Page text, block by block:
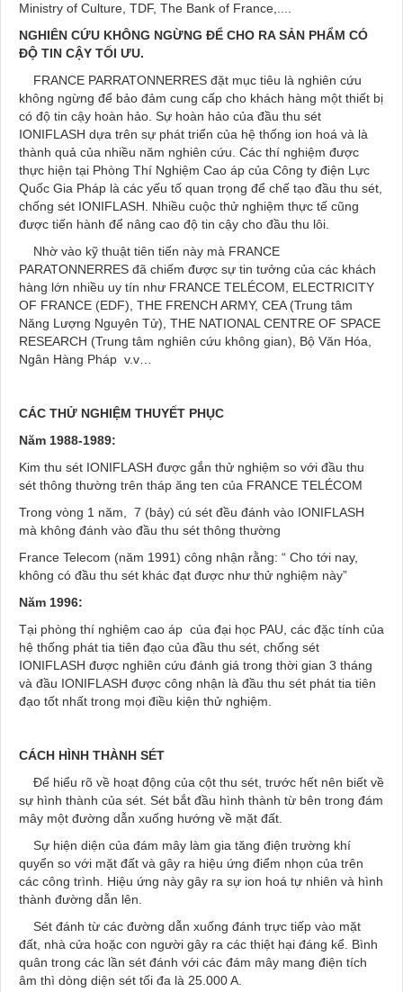
Ministry of Culture, TDF, The Bank of France,....
NGHIÊN CỨU KHÔNG NGỪNG ĐỂ CHO RA SẢN PHẨM CÓ
ĐỘ TIN CẬY TỐI ƯU.
FRANCE PARRATONNERRES đặt mục tiêu là nghiên cứu
không ngừng để bảo đảm cung cấp cho khách hàng một thiết bị
có độ tin cậy hoàn hảo. Sự hoàn hảo của đầu thu sét
IONIFLASH dựa trên sự phát triển của hệ thống ion hoá và là
thành quả của nhiều năm nghiên cứu. Các thí nghiệm được
thực hiện tại Phòng Thí Nghiệm Cao áp của Công ty điện Lực
Quốc Gia Pháp là các yếu tố quan trọng để chế tạo đầu thu sét,
chống sét IONIFLASH. Nhiều cuộc thử nghiệm thực tế cũng
được tiến hành để nâng cao độ tin cậy cho đầu thu lôi.
Nhờ vào kỹ thuật tiên tiến này mà FRANCE
PARATONNERRES đã chiếm được sự tin tưởng của các khách
hàng lớn nhiều uy tín như FRANCE TELÉCOM, ELECTRICITY
OF FRANCE (EDF), THE FRENCH ARMY, CEA (Trung tâm
Năng Lượng Nguyên Tử), THE NATIONAL CENTRE OF SPACE
RESEARCH (Trung tâm nghiên cứu không gian), Bộ Văn Hóa,
Ngân Hàng Pháp v.v…
CÁC THỬ NGHIỆM THUYẾT PHỤC
Năm 1988-1989:
Kim thu sét IONIFLASH được gắn thử nghiệm so với đầu thu
sét thông thường trên tháp ăng ten của FRANCE TELÉCOM
Trong vòng 1 năm, 7 (bảy) cú sét đều đánh vào IONIFLASH
mà không đánh vào đầu thu sét thông thường
France Telecom (năm 1991) công nhận rằng: “ Cho tới nay,
không có đầu thu sét khác đạt được như thử nghiệm này”
Năm 1996:
Tại phòng thí nghiệm cao áp của đại học PAU, các đặc tính của
hệ thống phát tia tiên đạo của đầu thu sét, chống sét
IONIFLASH được nghiên cứu đánh giá trong thời gian 3 tháng
và đầu IONIFLASH được công nhận là đầu thu sét phát tia tiên
đạo tốt nhất trong mọi điều kiện thử nghiệm.
CÁCH HÌNH THÀNH SÉT
Để hiểu rõ về hoạt động của cột thu sét, trước hết nên biết về
sự hình thành của sét. Sét bắt đầu hình thành từ bên trong đám
mây một đường dẫn xuống hướng về mặt đất.
Sự hiện diện của đám mây làm gia tăng điện trường khí
quyển so với mặt đất và gây ra hiệu ứng điểm nhọn của trên
các công trình. Hiệu ứng này gây ra sự ion hoá tự nhiên và hình
thành đường dẫn lên.
Sét đánh từ các đường dẫn xuống đánh trực tiếp vào mặt
đất, nhà cửa hoặc con người gây ra các thiệt hại đáng kể. Bình
quân trong các lần sét đánh với các đám mây mang điện tích
âm thì dòng diện sét tối đa là 25.000 A.